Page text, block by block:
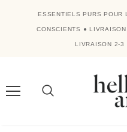
ESSENTIELS PURS POUR
CONSCIENTS ●
LIVRAISON 2-3